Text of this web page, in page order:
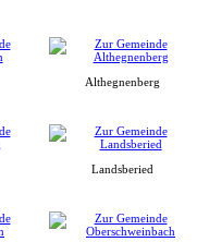
Althegnenberg
Landsberied